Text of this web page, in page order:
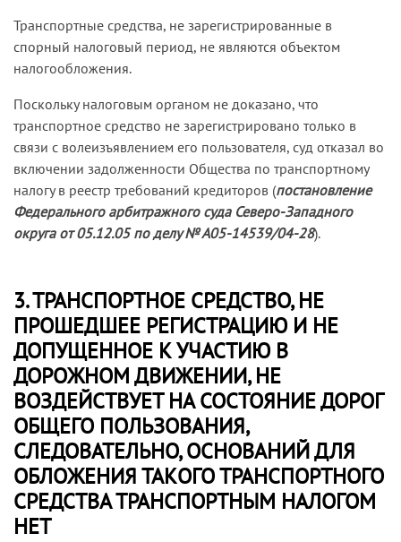
Транспортные средства, не зарегистрированные в
спорный налоговый период, не являются объектом
налогообложения.
Поскольку налоговым органом не доказано, что
транспортное средство не зарегистрировано только в
связи с волеизъявлением его пользователя, суд отказал во
включении задолженности Общества по транспортному
налогу в реестр требований кредиторов (постановление
Федерального арбитражного суда Северо-Западного
округа от 05.12.05 по делу № А05-14539/04-28).
3. ТРАНСПОРТНОЕ СРЕДСТВО, НЕ
ПРОШЕДШЕЕ РЕГИСТРАЦИЮ И НЕ
ДОПУЩЕННОЕ К УЧАСТИЮ В
ДОРОЖНОМ ДВИЖЕНИИ, НЕ
ВОЗДЕЙСТВУЕТ НА СОСТОЯНИЕ ДОРОГ
ОБЩЕГО ПОЛЬЗОВАНИЯ,
СЛЕДОВАТЕЛЬНО, ОСНОВАНИЙ ДЛЯ
ОБЛОЖЕНИЯ ТАКОГО ТРАНСПОРТНОГО
СРЕДСТВА ТРАНСПОРТНЫМ НАЛОГОМ
НЕТ